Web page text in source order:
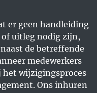
er geen handleiding
uitleg nodig zijn,
de betreffende
medewerkers
wijzigingsproces
Ons inhuren